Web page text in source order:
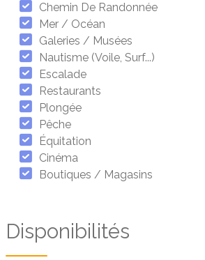
Chemin De Randonnée
Mer / Océan
Galeries / Musées
Nautisme (voile, Surf...)
Escalade
Restaurants
Plongée
Pêche
Équitation
Cinéma
Boutiques / Magasins
Disponibilités